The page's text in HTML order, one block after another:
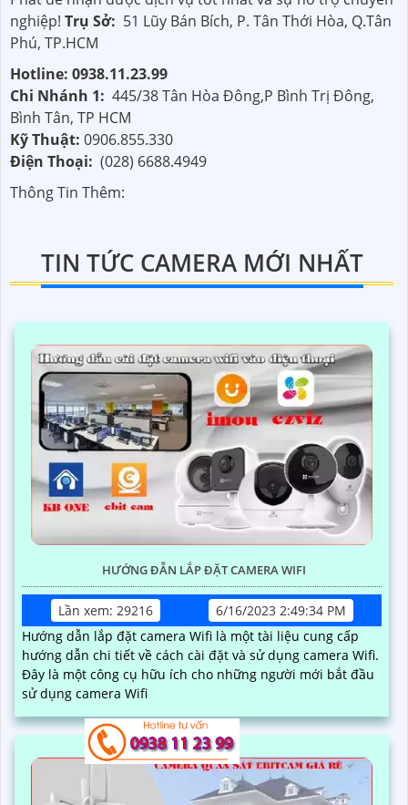
dịch vụ hậu mãi tốt. Nếu bạn gặp bất kỳ vấn đề nào sau
khi lắp đặt, hãy liên hệ với An Thành Phát. Đội ngũ hỗ
thắc mắc và sửa chữa nhanh chóng.
Với An Thành Phát, bạn có thể yên tâm lắp đặt camera
wifi để nâng cao mức độ an ninh và giám sát cho gia
đình hay doanh nghiệp của bạn. Gọi ngay cho An Thành
Phát để nhận được dịch vụ tốt nhất và sự hỗ trợ chuyên
nghiệp!Trụ Sở:51 Lũy Bán Bích, P. Tân Thới Hòa, Q.Tân
Phú, TP.HCM
Hotline: 0938.11.23.99
Chi Nhánh 1:445/38 Tân Hòa Đông,P Bình Trị Đông,
Bình Tân, TP HCM
(028) 6688.4949
Thông Tin Thêm:
TIN TỨC CAMERA MỚI NHẤT